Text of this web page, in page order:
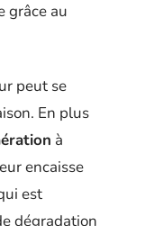
grâce au
peut se
En plus
à
encaisse
est
dégradation